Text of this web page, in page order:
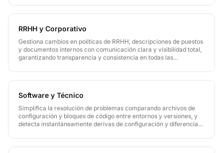
documentación sanitaria.
RRHH y Corporativo
Gestiona cambios en políticas de RRHH, descripciones de puestos
y documentos internos con comunicación clara y visibilidad total,
garantizando transparencia y consistencia en todas las
Software y Técnico
Simplifica la resolución de problemas comparando archivos de
configuración y bloques de código entre entornos y versiones, y
detecta instantáneamente derivas de configuración y diferencias
producción.